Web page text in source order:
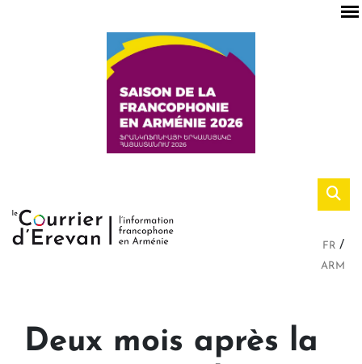
FR
ARM
Deux mois après la